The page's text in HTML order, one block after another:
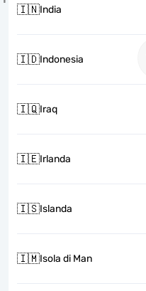
🇮🇳India
🇮🇩Indonesia
🇮🇶Iraq
🇮🇪Irlanda
🇮🇸Islanda
🇮🇲Isola di Man